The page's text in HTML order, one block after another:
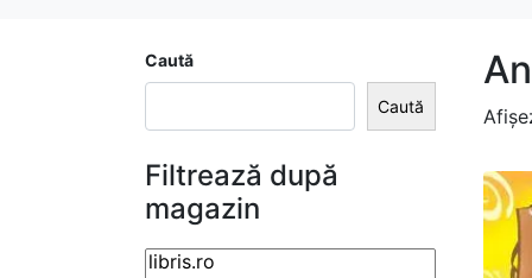
Caută
Caută
Filtrează după
magazin